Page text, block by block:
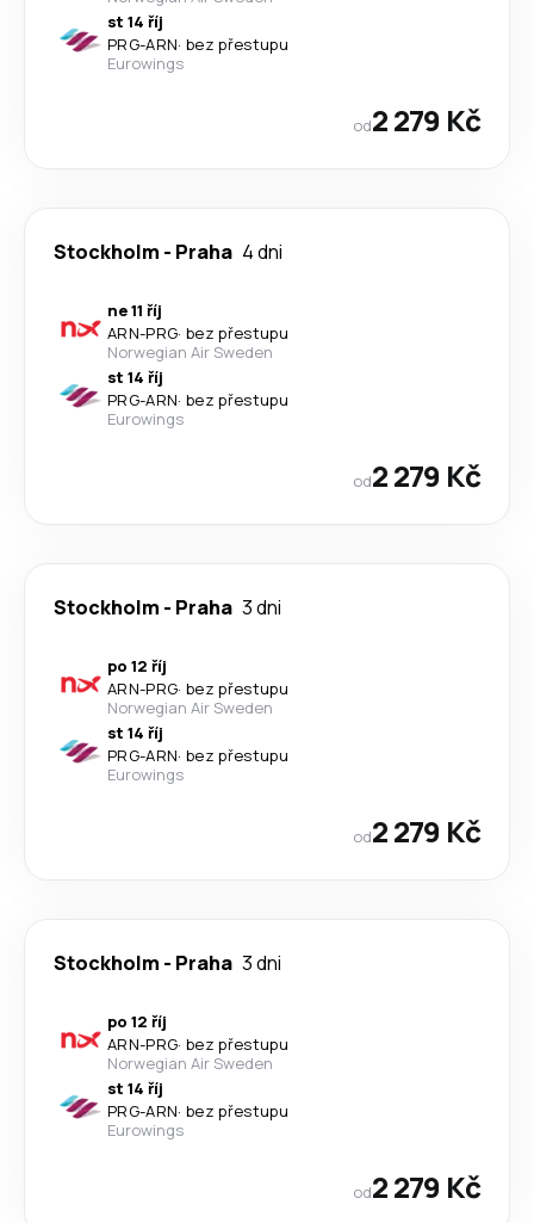
st 14 říj
PRG-ARN· bez přestupu
Eurowings
od2 279 Kč
Stockholm - Praha 4 dni
ne 11 říj
ARN-PRG· bez přestupu
Norwegian Air Sweden
st 14 říj
PRG-ARN· bez přestupu
Eurowings
od2 279 Kč
Stockholm - Praha 3 dni
po 12 říj
ARN-PRG· bez přestupu
Norwegian Air Sweden
st 14 říj
PRG-ARN· bez přestupu
Eurowings
od2 279 Kč
Stockholm - Praha 3 dni
po 12 říj
ARN-PRG· bez přestupu
Norwegian Air Sweden
st 14 říj
PRG-ARN· bez přestupu
Eurowings
od2 279 Kč